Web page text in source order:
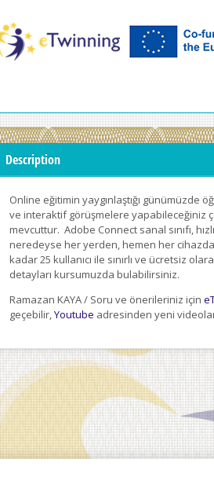
Description
Online eğitimin yaygınlaştığı günümüzde
ve interaktif görüşmelere yapabileceğiniz
mevcuttur. Adobe Connect sanal sınıfı,
neredeyse her yerden, hemen her
kadar 25 kullanıcı ile sınırlı ve ücretsiz
detayları kursumuzda bulabilirsiniz.
Ramazan KAYA / Soru ve önerileriniz için
geçebilir,Youtube adresinden yeni